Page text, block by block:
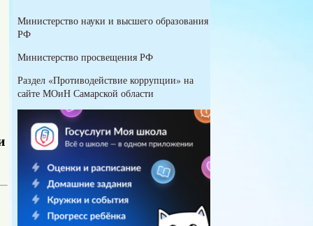
Министерство науки и высшего образования
РФ
Министерство просвещения РФ
Раздел «Противодействие коррупции» на
сайте МОиН Самарской области